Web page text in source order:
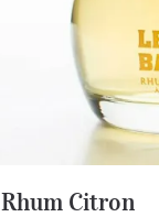
Rhum Citron